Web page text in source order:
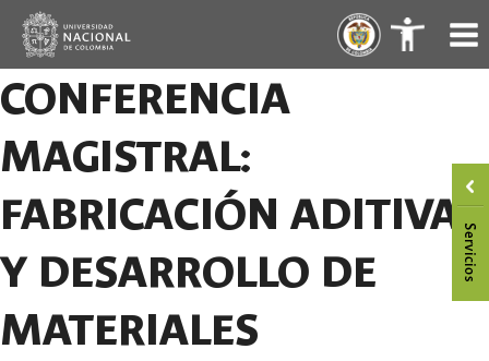
content
. .
CONFERENCIA
MAGISTRAL:
FABRICACIÓN ADITIVA
Y DESARROLLO DE
MATERIALES